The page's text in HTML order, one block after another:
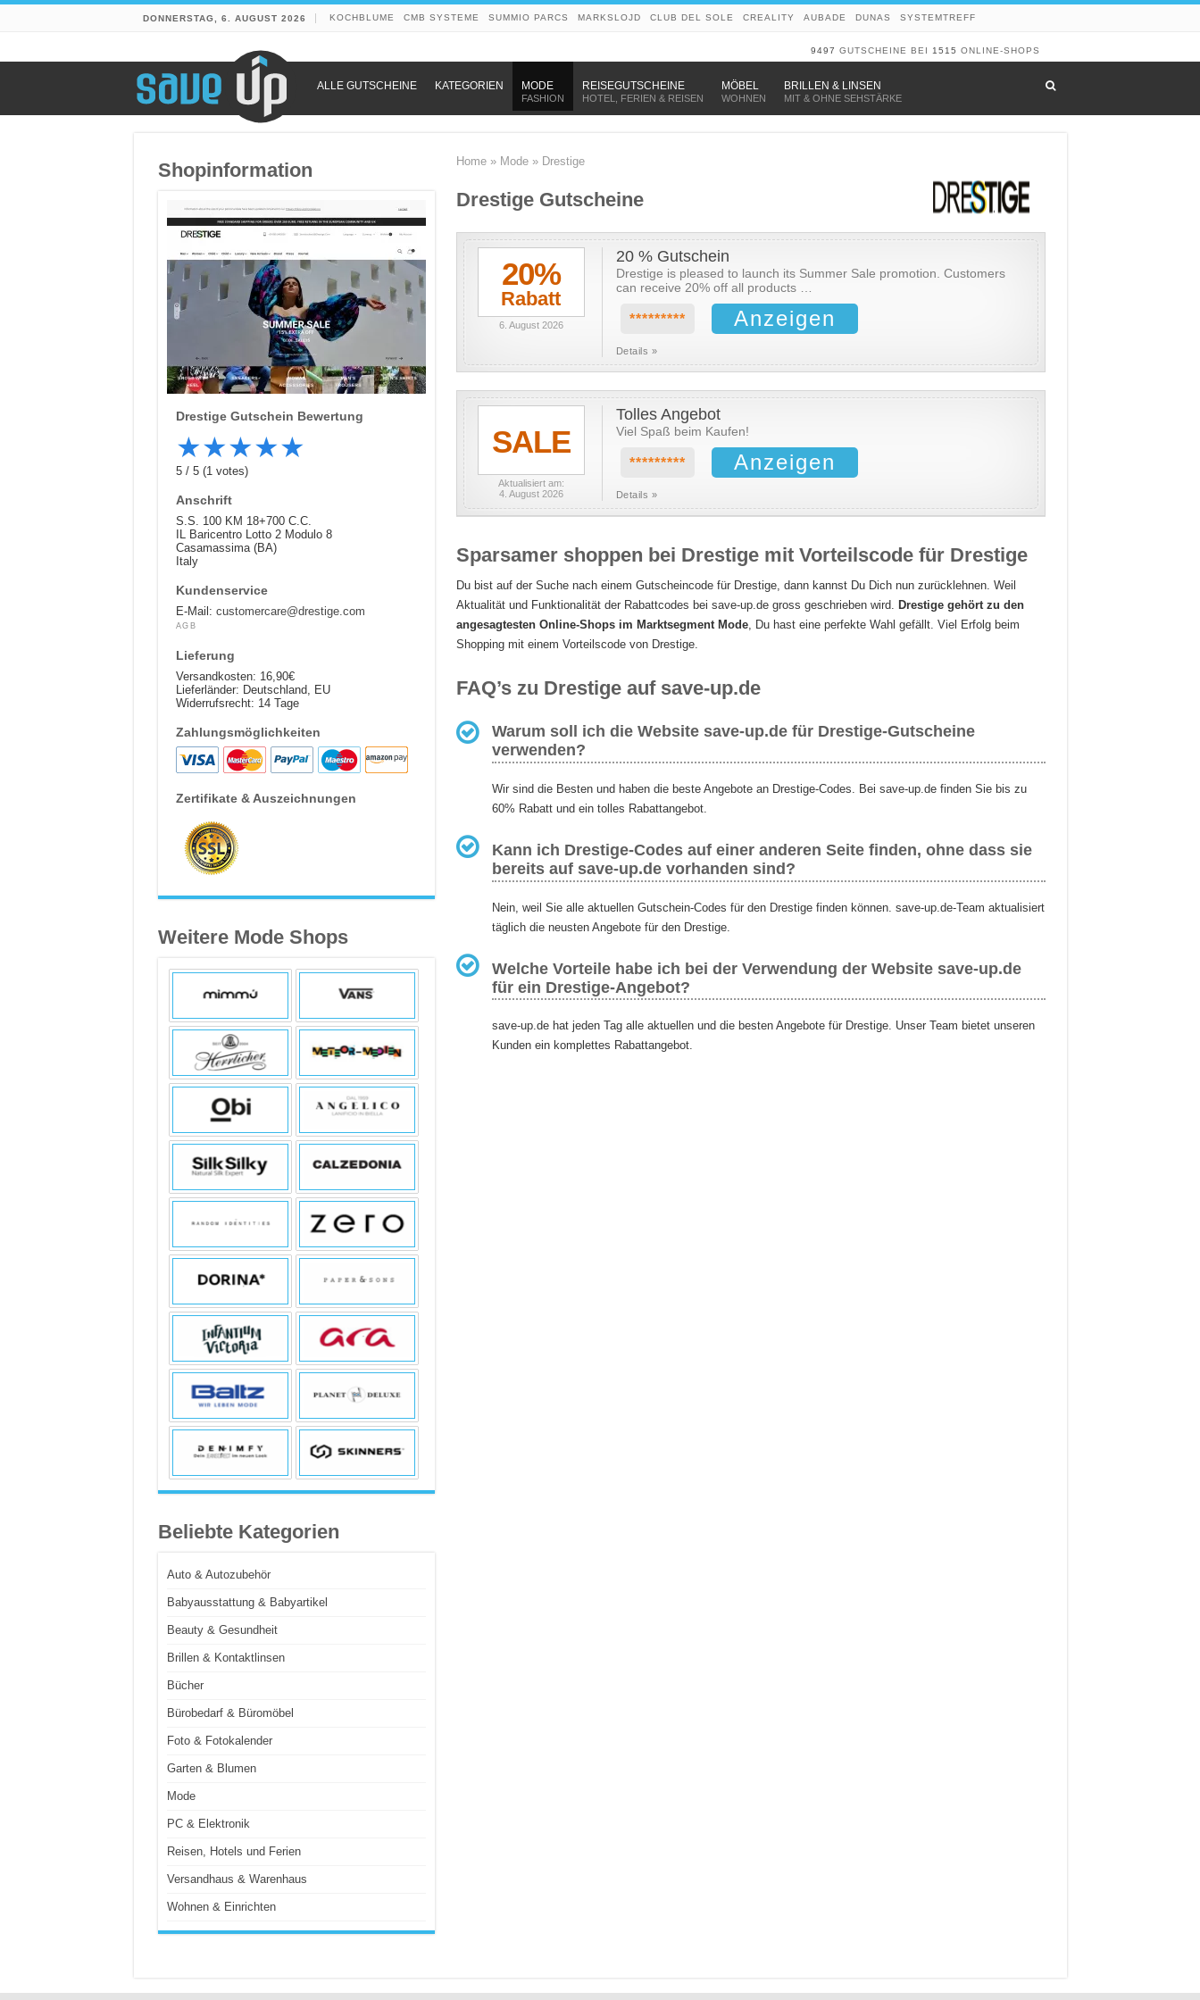
DONNERSTAG, 6. AUGUST 2026 KOCHBLUME CMB SYSTEME SUMMIO PARCS MARKSLOJD CLUB DEL SOLE CREALITY AUBADE DUNAS SYSTEMTREFF
9497 GUTSCHEINE BEI 1515 ONLINE-SHOPS
ALLE GUTSCHEINE KATEGORIEN MODE–
FASHION
REISEGUTSCHEINE–
HOTEL, FERIEN & REISEN
MÖBEL –
WOHNEN
BRILLEN & LINSEN
MIT & OHNE SEHSTÄRKE
Home» Mode» Drestige
Drestige Gutscheine
20%
Rabatt
6. August 2026
20 % Gutschein
Drestige is pleased to launch its Summer Sale promotion. Customers
can receive 20% off all products …
********* Anzeigen
Details »
SALE
Aktualisiert am:
4. August 2026
Tolles Angebot
Viel Spaß beim Kaufen!
********* Anzeigen
Details »
Sparsamer shoppen bei Drestige mit Vorteilscode für Drestige
Du bist auf der Suche nach einem Gutscheincode für Drestige, dann kannst Du Dich nun zurücklehnen. Weil
Aktualität und Funktionalität der Rabattcodes bei save-up.de gross geschrieben wird. Drestige gehört zu den
angesagtesten Online-Shops im Marktsegment Mode, Du hast eine perfekte Wahl gefällt. Viel Erfolg beim
Shopping mit einem Vorteilscode von Drestige.
FAQ’s zu Drestige auf save-up.de
Warum soll ich die Website save-up.de für Drestige-Gutscheine
verwenden?
Wir sind die Besten und haben die beste Angebote an Drestige-Codes. Bei save-up.de finden Sie bis zu
60% Rabatt und ein tolles Rabattangebot.
Kann ich Drestige-Codes auf einer anderen Seite finden, ohne dass sie
bereits auf save-up.de vorhanden sind?
Nein, weil Sie alle aktuellen Gutschein-Codes für den Drestige finden können. save-up.de-Team aktualisiert
täglich die neusten Angebote für den Drestige.
Welche Vorteile habe ich bei der Verwendung der Website save-up.de
für ein Drestige-Angebot?
save-up.de hat jeden Tag alle aktuellen und die besten Angebote für Drestige. Unser Team bietet unseren
Kunden ein komplettes Rabattangebot.
Shopinformation
DrestigeGutschein Bewertung
★★★★★
5 / 5(1votes)
Anschrift
S.S. 100 KM 18+700 C.C.
IL Baricentro Lotto 2 Modulo 8
Casamassima (BA)
Italy
Kundenservice
E-Mail: customercare@drestige.com
AGB
Lieferung
Versandkosten: 16,90€
Lieferländer: Deutschland, EU
Widerrufsrecht: 14 Tage
Zahlungsmöglichkeiten
Zertifikate & Auszeichnungen
Weitere Mode Shops
Beliebte Kategorien
Auto & Autozubehör
Babyausstattung & Babyartikel
Beauty & Gesundheit
Brillen & Kontaktlinsen
Bücher
Bürobedarf & Büromöbel
Foto & Fotokalender
Garten & Blumen
Mode
PC & Elektronik
Reisen, Hotels und Ferien
Versandhaus & Warenhaus
Wohnen & Einrichten